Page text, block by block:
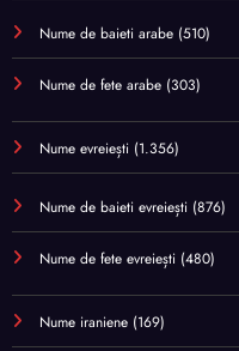
Nume de baieti arabe (510)
Nume de fete arabe (303)
Nume evreiești (1.356)
Nume de baieti evreiești (876)
Nume de fete evreiești (480)
Nume iraniene (169)